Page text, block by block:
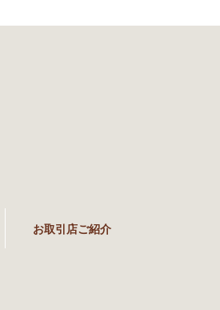
お取引店ご紹介